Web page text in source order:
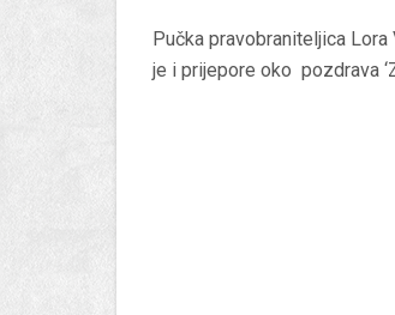
Pučka pravobraniteljica
je i prijepore oko pozdrava